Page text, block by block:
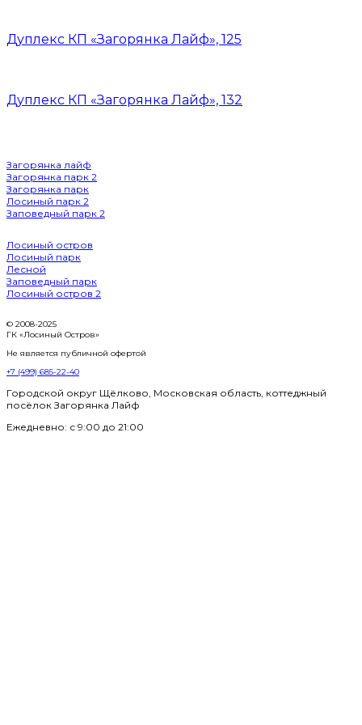
Дуплекс КП «Загорянка Лайф», 125
Дуплекс КП «Загорянка Лайф», 132
Загорянка лайф
Загорянка парк 2
Загорянка парк
Лосиный парк 2
Заповедный парк 2
Лосиный остров
Лосиный парк
Лесной
Заповедный парк
Лосиный остров 2
© 2008-2025
ГК «Лосиный Остров»
Не является публичной офертой
+7 (499) 685-22-40
Городской округ Щёлково, Московская область, коттеджный
посёлок Загорянка Лайф
Ежедневно: с 9:00 до 21:00